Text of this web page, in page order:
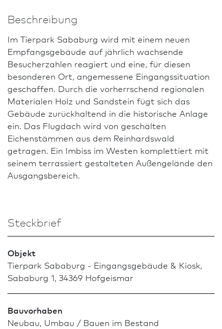
Beschreibung
Im Tierpark Sababurg wird mit einem neuen
Empfangsgebäude auf jährlich wachsende
Besucherzahlen reagiert und eine, für diesen
besonderen Ort, angemessene Eingangssituation
geschaf­fen. Durch die vorherrschend regio­nalen
Materialen Holz und Sandstein fügt sich das
Gebäude zurückhaltend in die historische Anlage
ein. Das Flugdach wird von geschälten
Eichenstämmen aus dem Reinhardswald
getragen. Ein Imbiss im Westen komplettiert mit
seinem terrassiert gestalteten Außengelände den
Ausgangsbereich.
Steckbrief
Objekt
Tierpark Sababurg - Eingangsgebäude & Kiosk,
Sababurg 1, 34369 Hofgeismar
Bauvorhaben
Neu­bau, Umbau / Bauen im Bestand